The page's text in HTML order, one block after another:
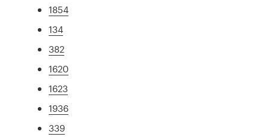
1854
134
382
1620
1623
1936
339